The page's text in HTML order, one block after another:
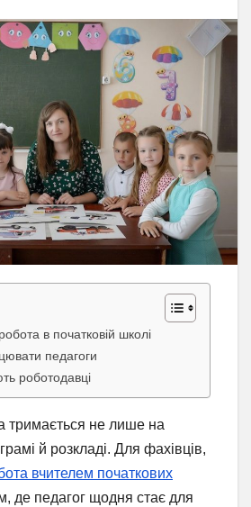
в початковій школі
педагоги
роботодавці
тримається не лише на
й розкладі. Для фахівців,
вчителем початкових
де педагог щодня стає для